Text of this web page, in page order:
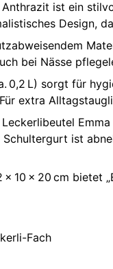
ist ein
Design,
bei Nässe
0,2 L) sorgt für
extra
ist
10 × 20 cm bietet
Fach